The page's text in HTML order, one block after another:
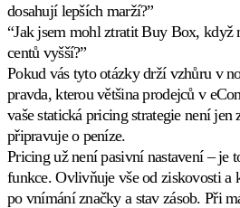
Univerzální
Buy
Box
Získejte
Buy
Box
za
správnou
cenu.
Případové
studie
Zjistit
více
Proč
Multiply
Zjistit
více
dosahují lepších marží?”
“Jak jsem mohl ztratit Buy Box, když
centů vyšší?”
Pokud vás tyto otázky drží vzhůru v
pravda, kterou většina prodejců v
vaše statická pricing strategie není jen
připravuje o peníze.
Pricing už není pasivní nastavení – je
funkce. Ovlivňuje vše od ziskovosti a
po vnímání značky a stav zásob. Při